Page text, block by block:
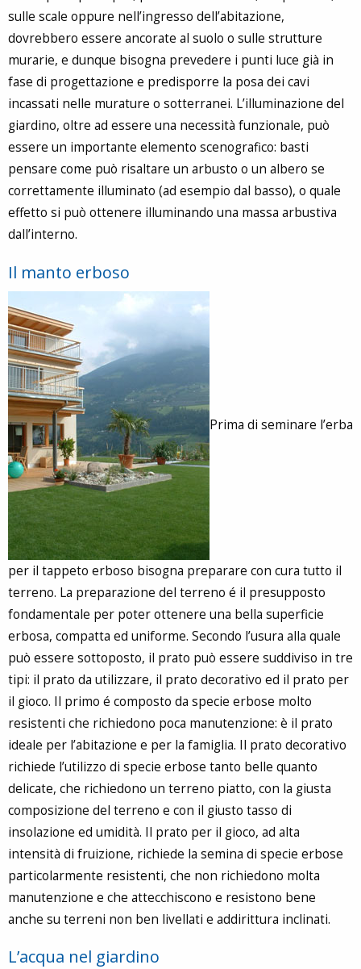
sulle scale oppure nell’ingresso dell’abitazione,
dovrebbero essere ancorate al suolo o sulle strutture
murarie, e dunque bisogna prevedere i punti luce già in
fase di progettazione e predisporre la posa dei cavi
incassati nelle murature o sotterranei. L’illuminazione del
giardino, oltre ad essere una necessità funzionale, può
essere un importante elemento scenografico: basti
pensare come può risaltare un arbusto o un albero se
correttamente illuminato (ad esempio dal basso), o quale
effetto si può ottenere illuminando una massa arbustiva
dall’interno.
Il manto erboso
Prima di seminare l’erba
per il tappeto erboso bisogna preparare con cura tutto il
terreno. La preparazione del terreno é il presupposto
fondamentale per poter ottenere una bella superficie
erbosa, compatta ed uniforme. Secondo l’usura alla quale
può essere sottoposto, il prato può essere suddiviso in tre
tipi: il prato da utilizzare, il prato decorativo ed il prato per
il gioco. Il primo é composto da specie erbose molto
resistenti che richiedono poca manutenzione: è il prato
ideale per l’abitazione e per la famiglia. Il prato decorativo
richiede l’utilizzo di specie erbose tanto belle quanto
delicate, che richiedono un terreno piatto, con la giusta
composizione del terreno e con il giusto tasso di
insolazione ed umidità. Il prato per il gioco, ad alta
intensità di fruizione, richiede la semina di specie erbose
particolarmente resistenti, che non richiedono molta
manutenzione e che attecchiscono e resistono bene
anche su terreni non ben livellati e addirittura inclinati.
L’acqua nel giardino